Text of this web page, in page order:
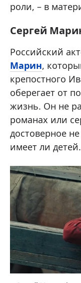
роли, – в
Сергей
Российский
Марин,
крепостного
оберегает от
жизнь. Он не
романах или
достоверное
имеет ли детей.